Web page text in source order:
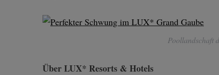
Poollandschaft
Über LUX* Resorts & Hotels